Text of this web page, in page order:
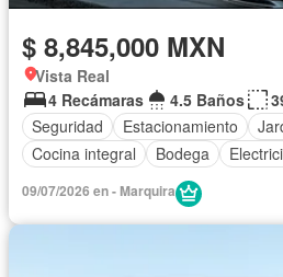
$ 8,845,000 MXN
Vista Real
4 Recámaras
4.5 Baños
Seguridad
Estacionamiento
Cocina integral
Bodega
09/07/2026 en - Marquira